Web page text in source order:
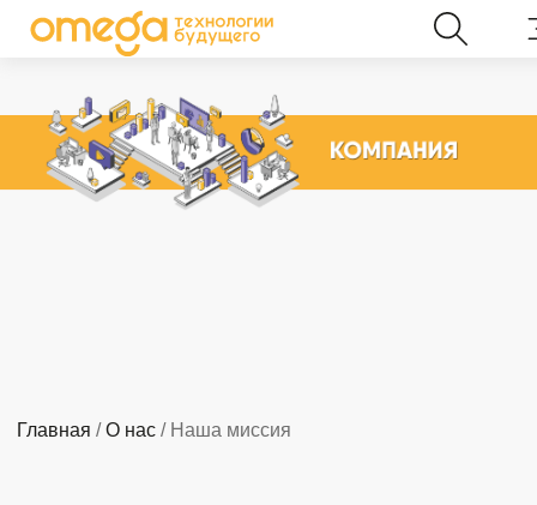
Главная /О нас / Наша миссия